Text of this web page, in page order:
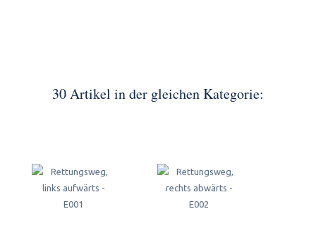
30 Artikel in der gleichen Kategorie: